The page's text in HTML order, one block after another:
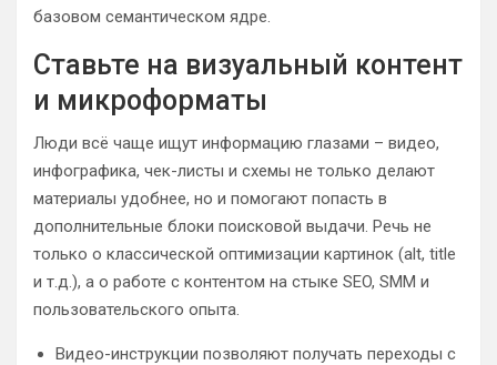
базовом семантическом ядре.
Ставьте на визуальный контент
и микроформаты
Люди всё чаще ищут информацию глазами – видео,
инфографика, чек-листы и схемы не только делают
материалы удобнее, но и помогают попасть в
дополнительные блоки поисковой выдачи. Речь не
только о классической оптимизации картинок (alt, title
и т.д.), а о работе с контентом на стыке SEO, SMM и
пользовательского опыта.
Видео-инструкции позволяют получать переходы с